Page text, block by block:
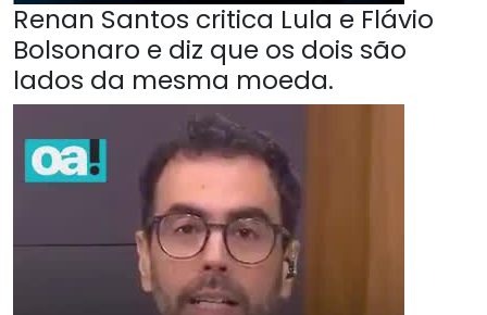
Renan Santos critica Lula e Flávio
Bolsonaro e diz que os dois são
lados da mesma moeda.